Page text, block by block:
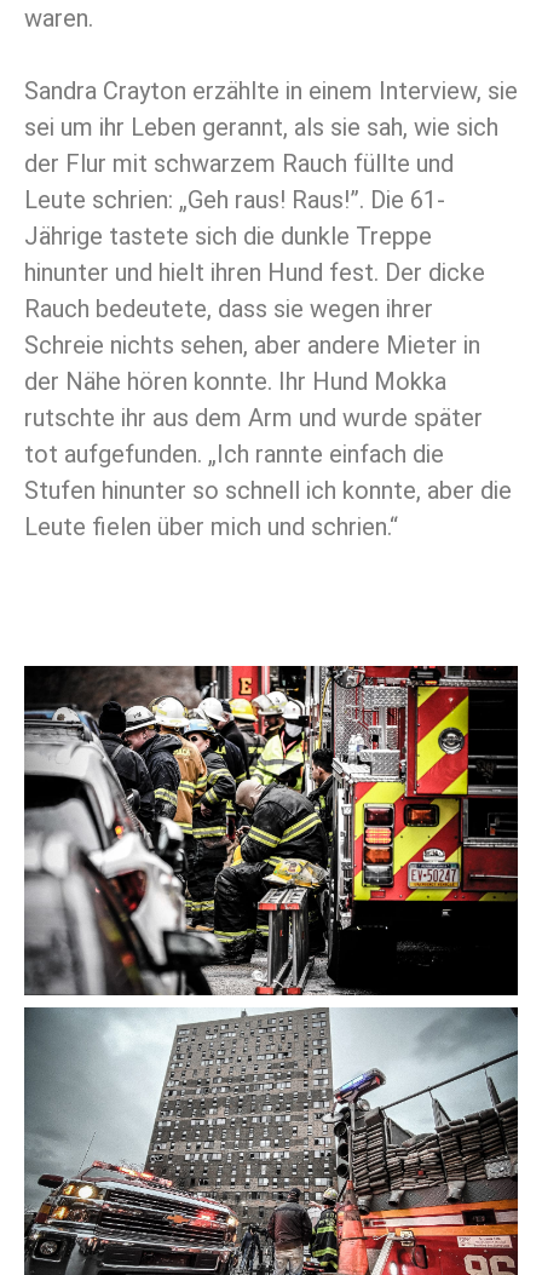
waren.
Sandra Crayton erzählte in einem Interview, sie
sei um ihr Leben gerannt, als sie sah, wie sich
der Flur mit schwarzem Rauch füllte und
Leute schrien: „Geh raus! Raus!”. Die 61-
Jährige tastete sich die dunkle Treppe
hinunter und hielt ihren Hund fest. Der dicke
Rauch bedeutete, dass sie wegen ihrer
Schreie nichts sehen, aber andere Mieter in
der Nähe hören konnte. Ihr Hund Mokka
rutschte ihr aus dem Arm und wurde später
tot aufgefunden. „Ich rannte einfach die
Stufen hinunter so schnell ich konnte, aber die
Leute fielen über mich und schrien.“